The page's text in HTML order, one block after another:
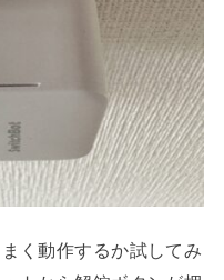
く動作するか試してみ